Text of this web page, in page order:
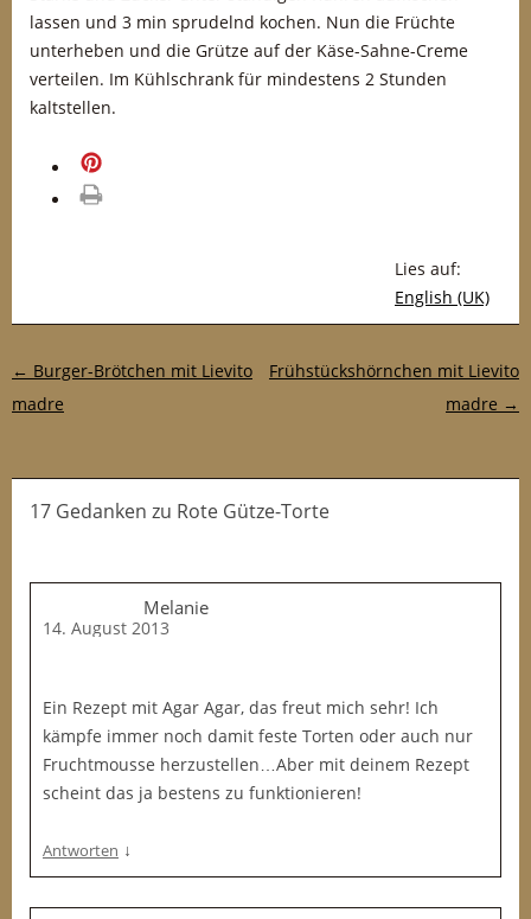
lassen und 3 min sprudelnd kochen. Nun die Früchte
unterheben und die Grütze auf der Käse-Sahne-Creme
verteilen. Im Kühlschrank für mindestens 2 Stunden
kaltstellen.
Lies auf:
English (UK)
Post-Navigation
← Burger-Brötchen mit Lievito
madre
Frühstückshörnchen mit Lievito
madre →
17 Gedanken zu Rote Gütze-Torte
Melanie
14. August 2013
Ein Rezept mit Agar Agar, das freut mich sehr! Ich
kämpfe immer noch damit feste Torten oder auch nur
Fruchtmousse herzustellen…Aber mit deinem Rezept
scheint das ja bestens zu funktionieren!
Antworten ↓